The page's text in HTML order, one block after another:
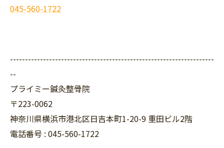
045-560-1722
--------------------------------------------------------------------
--
プライミー鍼灸整骨院
〒223-0062
神奈川県横浜市港北区日吉本町1-20-9 重田ビル2階
電話番号 : 045-560-1722